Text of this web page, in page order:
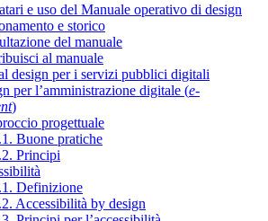
e uso del Manuale operativo di design
e storico
del manuale
al manuale
design per i servizi pubblici digitali
per l’amministrazione digitale (e-
)
progettuale
Buone pratiche
Principi
Definizione
Accessibilità by design